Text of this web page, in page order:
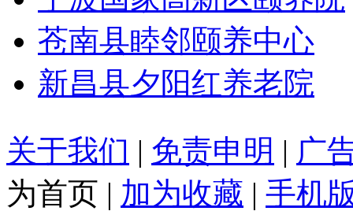
苍南县睦邻颐养中心
新昌县夕阳红养老院
关于我们 | 免责申明 | 广
为首页 | 加为收藏 | 手机